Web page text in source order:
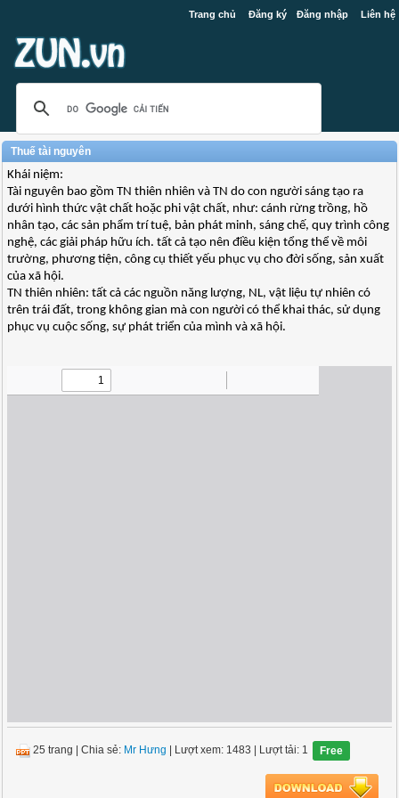
Trang chủ Đăng ký Đăng nhập Liên hệ
Thuế tài nguyên
Khái niệm:
Tài nguyên bao gồm TN thiên nhiên và TN do con người sáng tạo ra
dưới hình thức vật chất hoặc phi vật chất, như: cánh rừng trồng, hồ
nhân tạo, các sản phẩm trí tuệ, bản phát minh, sáng chế, quy trình công
nghệ, các giải pháp hữu ích. tất cả tạo nên điều kiện tổng thể về môi
trường, phương tiện, công cụ thiết yếu phục vụ cho đời sống, sản xuất
của xã hội.
TN thiên nhiên: tất cả các nguồn năng lượng, NL, vật liệu tự nhiên có
trên trái đất, trong không gian mà con người có thể khai thác, sử dụng
phục vụ cuộc sống, sự phát triển của mình và xã hội.
25 trang |Chia sẻ: Mr Hưng | Lượt xem: 1483 | Lượt tải: 1 Free